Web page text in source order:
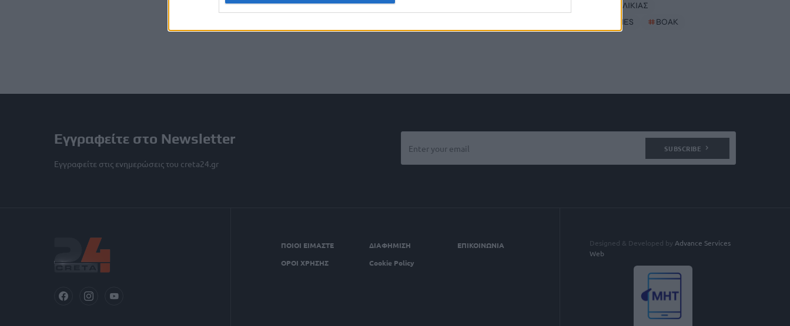
ΧΡΙΣΤΟΣ ΧΑΛΙΚΙΑΣ
MINOAN LINES #ΒΟΑΚ
Εγγραφείτε στο Newsletter
Εγγραφείτε στις ενημερώσεις του creta24.gr
SUBSCRIBE
ΠΟΙΟΙ ΕΙΜΑΣΤΕ ΔΙΑΦΗΜΙΣΗ
ΕΠΙΚΟΙΝΩΝΙΑ
ΟΡΟΙ ΧΡΗΣΗΣ
Cookie Policy
Designed & Developed by Advance Services
Web